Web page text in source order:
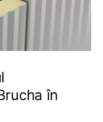
în